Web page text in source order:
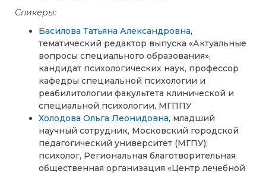
Спикеры:
Басилова Татьяна Александровна,
тематический редактор выпуска «Актуальные
вопросы специального образования»,
кандидат психологических наук, профессор
кафедры специальной психологии и
реабилитологии факультета клинической и
специальной психологии, МГППУ
Холодова Ольга Леонидовна, младший
научный сотрудник, Московский городской
педагогический университет (МГПУ);
психолог, Региональная благотворительная
общественная организация «Центр лечебной